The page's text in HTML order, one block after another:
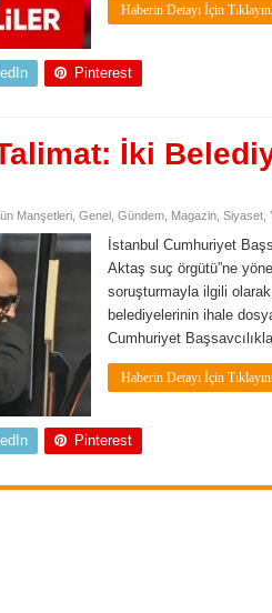
Haberin Detayı İçin
Pinterest
İki
Manşetleri, Genel, Gündem, Magazin, Siyaset,
İstanbul Cumhuriyet
Aktaş suç örgütü”ne
soruşturmayla ilgili
belediyelerinin ihale
Cumhuriyet
Haberin Detayı İçin
Pinterest